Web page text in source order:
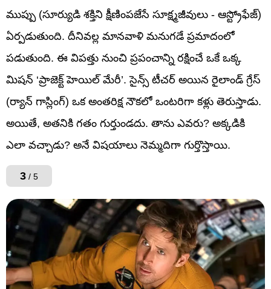
ముప్పు (సూర్యుడి శక్తిని క్షీణింపజేసే సూక్ష్మజీవులు - ఆస్ట్రోఫేజ్)
ఏర్పడుతుంది. దీనివల్ల మానవాళి మనుగడే ప్రమాదంలో
పడుతుంది. ఈ విపత్తు నుంచి ప్రపంచాన్ని రక్షించే ఒకే ఒక్క
మిషన్ ‘ప్రాజెక్ట్ హెయిల్ మేరీ’. సైన్స్ టీచర్ అయిన రైలాండ్ గ్రేస్
(ర్యాన్ గాస్లింగ్) ఒక అంతరిక్ష నౌకలో ఒంటరిగా కళ్లు తెరుస్తాడు.
అయితే, అతనికి గతం గుర్తుండదు. తాను ఎవరు? అక్కడికి
ఎలా వచ్చాడు? అనే విషయాలు నెమ్మదిగా గుర్తొస్తాయి.
3 / 5